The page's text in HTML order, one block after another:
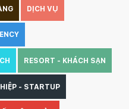
DỊCH VỤ
RESORT - KHÁCH SẠN
- STARTUP